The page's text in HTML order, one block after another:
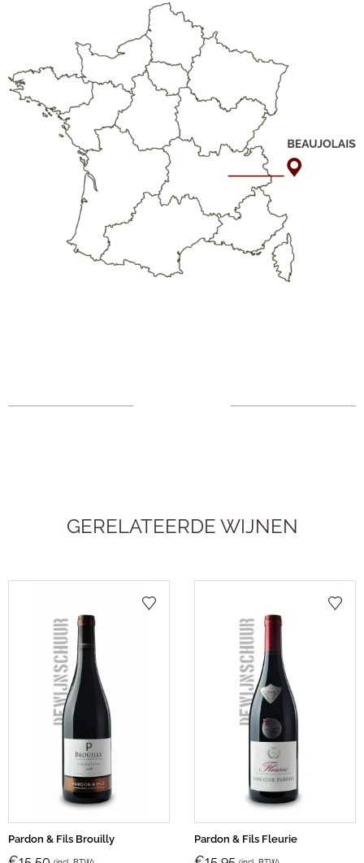
GERELATEERDE WIJNEN
Pardon & Fils Brouilly Pardon & Fils Fleurie